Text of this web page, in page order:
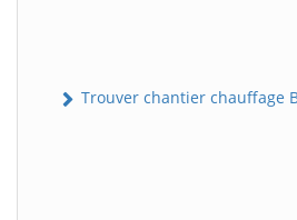
Trouver chantier chauffage